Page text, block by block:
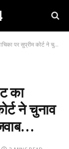
ने चुनाव आयोग और सरकार से मांगा जवाब…
का
ने चुनाव